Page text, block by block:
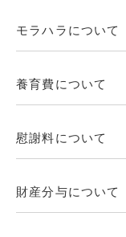
モラハラについて
養育費について
慰謝料について
財産分与について